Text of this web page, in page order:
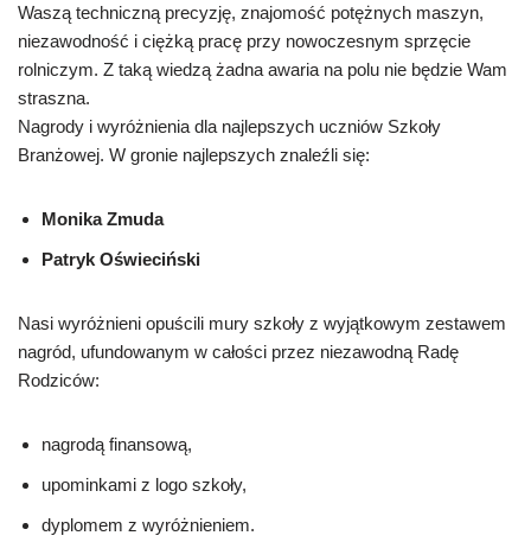
Waszą techniczną precyzję, znajomość potężnych maszyn,
niezawodność i ciężką pracę przy nowoczesnym sprzęcie
rolniczym. Z taką wiedzą żadna awaria na polu nie będzie Wam
straszna.
Nagrody i wyróżnienia dla najlepszych uczniów Szkoły
Branżowej. W gronie najlepszych znaleźli się:
Monika Zmuda
Patryk Oświeciński
Nasi wyróżnieni opuścili mury szkoły z wyjątkowym zestawem
nagród, ufundowanym w całości przez niezawodną Radę
Rodziców:
nagrodą finansową,
upominkami z logo szkoły,
dyplomem z wyróżnieniem.